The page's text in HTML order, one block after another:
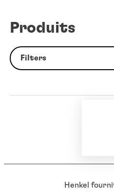
Produits
Filters
Henkel